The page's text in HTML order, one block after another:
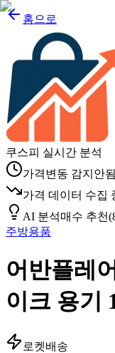
홈으로
쿠스피 실시간 분석
가격변동 감지안됨
가격 데이터 수집
AI 분석매수 추천(
주방용품
어반플레
이크 용기
로켓배송